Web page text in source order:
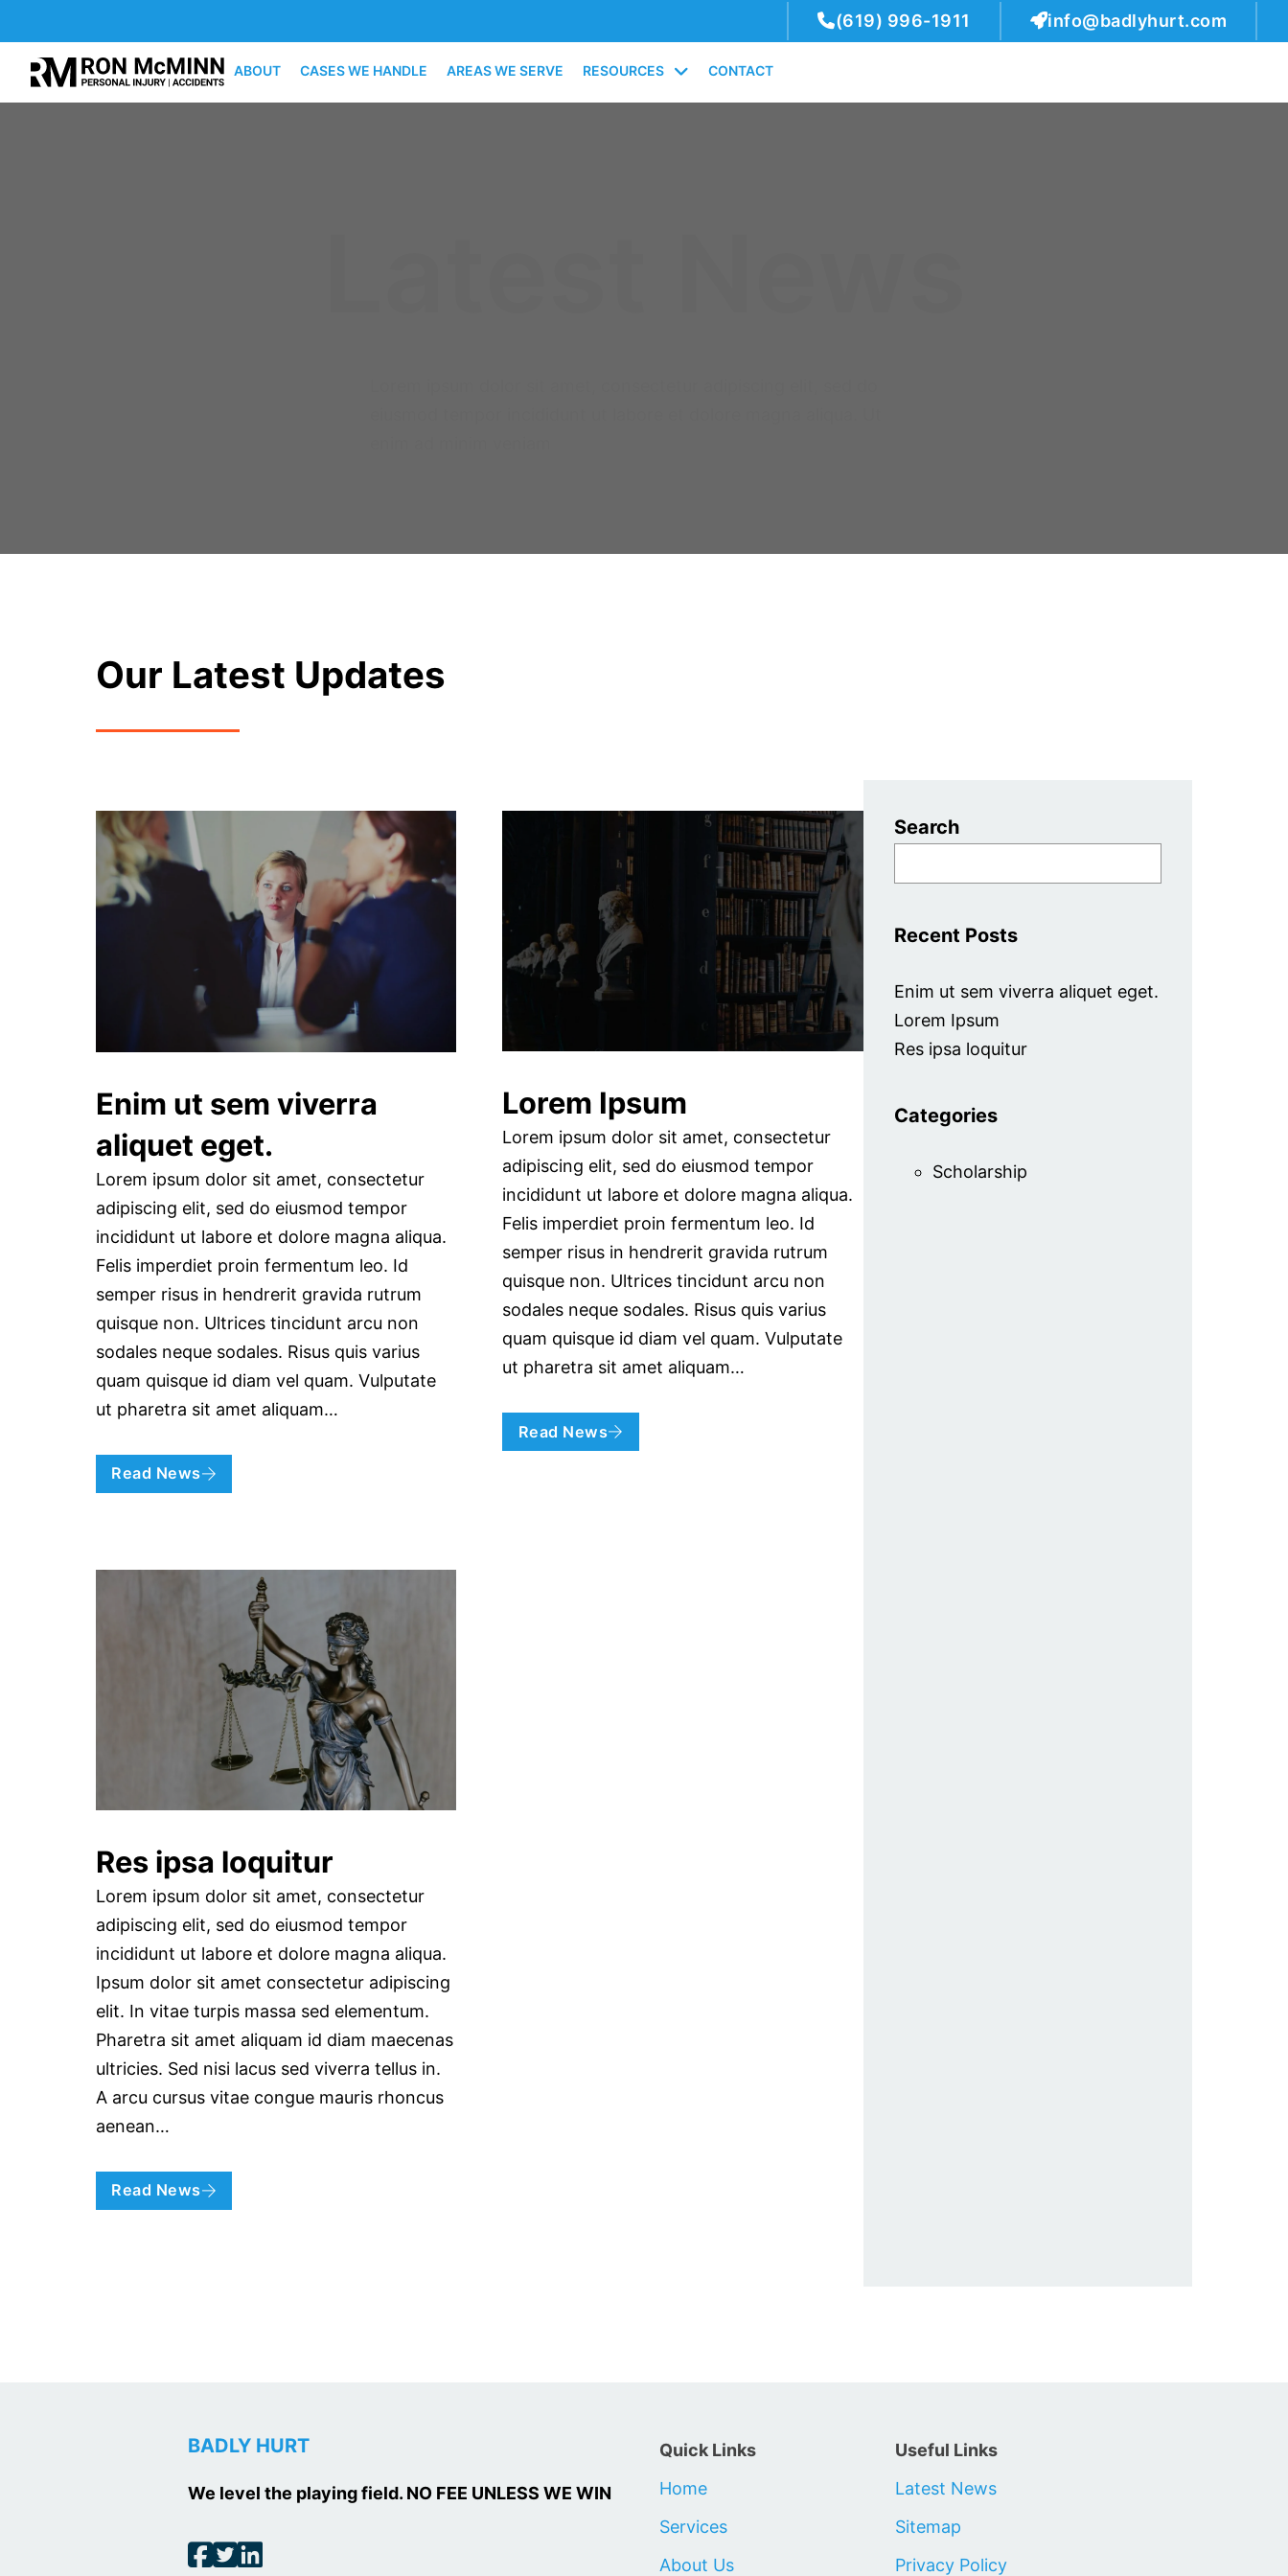
(619) 996-1911 info@badlyhurt.com
ABOUT CASES WE HANDLE AREAS WE SERVE RESOURCES CONTACT
Our Latest Updates
Enim ut sem viverra
aliquet eget.
Lorem ipsum dolor sit amet, consectetur
adipiscing elit, sed do eiusmod tempor
incididunt ut labore et dolore magna aliqua.
Felis imperdiet proin fermentum leo. Id
semper risus in hendrerit gravida rutrum
quisque non. Ultrices tincidunt arcu non
sodales neque sodales. Risus quis varius
quam quisque id diam vel quam. Vulputate
ut pharetra sit amet aliquam…
Read News
Lorem Ipsum
Lorem ipsum dolor sit amet, consectetur
adipiscing elit, sed do eiusmod tempor
incididunt ut labore et dolore magna aliqua.
Felis imperdiet proin fermentum leo. Id
semper risus in hendrerit gravida rutrum
quisque non. Ultrices tincidunt arcu non
sodales neque sodales. Risus quis varius
quam quisque id diam vel quam. Vulputate
ut pharetra sit amet aliquam…
Read News
Res ipsa loquitur
Lorem ipsum dolor sit amet, consectetur
adipiscing elit, sed do eiusmod tempor
incididunt ut labore et dolore magna aliqua.
Ipsum dolor sit amet consectetur adipiscing
elit. In vitae turpis massa sed elementum.
Pharetra sit amet aliquam id diam maecenas
ultricies. Sed nisi lacus sed viverra tellus in.
A arcu cursus vitae congue mauris rhoncus
aenean…
Read News
Search
Recent Posts
Enim ut sem viverra aliquet eget.
Lorem Ipsum
Res ipsa loquitur
Categories
Scholarship
BADLY HURT
We level the playing field. NO FEE UNLESS WE WIN
Quick Links
Home
Services
About Us
Useful Links
Latest News
Sitemap
Privacy Policy